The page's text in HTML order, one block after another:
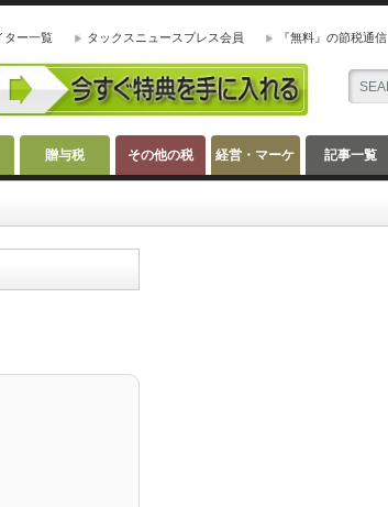
ター一覧 タックスニュースプレス会員 『無料』の節税通信
贈与税 その他の税 経営・マーケ 記事一覧